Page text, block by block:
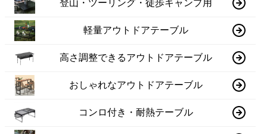
登山・ツーリング・徒歩キャンプ用
軽量アウトドアテーブル
高さ調整できるアウトドアテーブル
おしゃれなアウトドアテーブル
コンロ付き・耐熱テーブル